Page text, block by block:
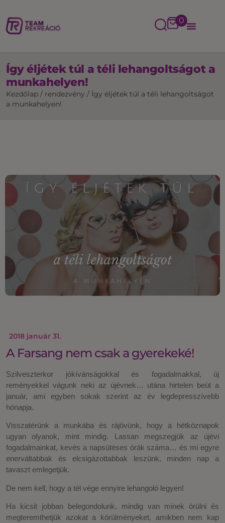
0
Így éljétek túl a téli lehangoltságot a
munkahelyen!
Kezdőlap / rendezvény / Így éljétek túl a téli lehangoltságot
a munkahelyen!
2018 január 31.
A Farsang nem csak a gyerekeké!
Szilveszterkor jókívánságokkal és fogadalmakkal, új
reményekkel vágunk neki az újévnek… utána hirtelen beüt a
január, ami egyben sokak szerint az év legdepresszívebb
hónapja.
Visszatérünk a munkába és rájövünk, hogy a hétköznapok
ugyan olyanok, mint mindig. Lassan megszegjük az újévi
fogadalmainkat, kevés a napsütéses órák száma… és mi egyre
enerváltabbak és elcsigázottabbak leszünk, minden nap a
tavaszt emlegetjük.
De nem kell, hogy a tél vége ennyire lehangoló legyen!
Ha kicsit jobban belegondolunk, mindig van minek örülni és
megteremthetjük azokat a körülményeket, amikben nem kap